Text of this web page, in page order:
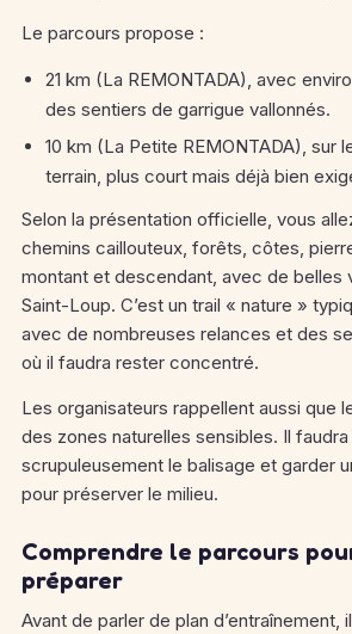
Le parcours propose :
21 km (La REMONTADA), avec
des sentiers de garrigue vallonnés.
10 km (La Petite REMONTADA), sur
terrain, plus court mais déjà bien
Selon la présentation officielle, vous
chemins caillouteux, forêts, côtes,
montant et descendant, avec de belles
Saint-Loup. C’est un trail « nature »
avec de nombreuses relances et des
où il faudra rester concentré.
Les organisateurs rappellent aussi que
des zones naturelles sensibles. Il
scrupuleusement le balisage et garder
pour préserver le milieu.
Comprendre le parcours
préparer
Avant de parler de plan d’entraînement,